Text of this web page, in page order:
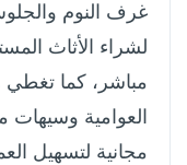
غرف النوم
لشراء الأثاث
مباشر، كما
العوامية
مجانية لتسهيل